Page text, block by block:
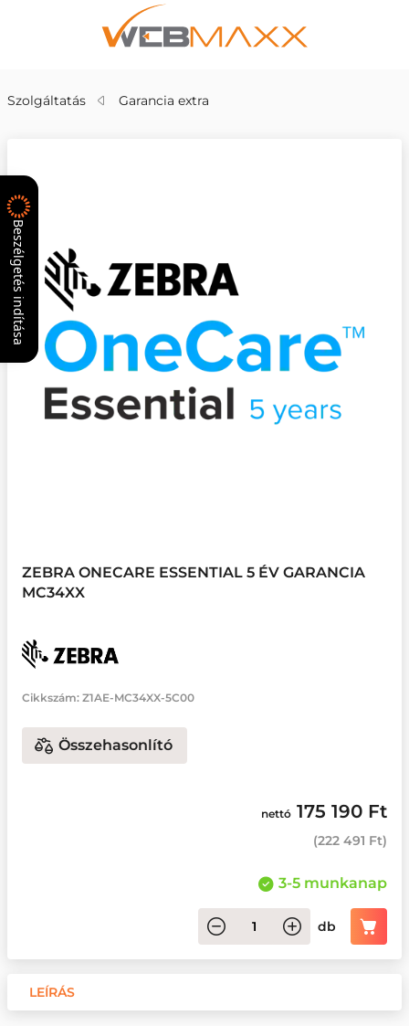
Szolgáltatás Garancia extra
ZEBRA ONECARE ESSENTIAL 5 ÉV GARANCIA
MC34XX
Cikkszám: Z1AE-MC34XX-5C00
Összehasonlító
nettó 175 190 Ft
(222 491 Ft)
3-5 munkanap
db
LEÍRÁS
Beszélgetés indítása